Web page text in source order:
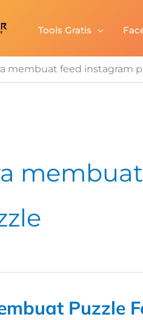
Tools Gratis
membuat feed instagram
Puzzle